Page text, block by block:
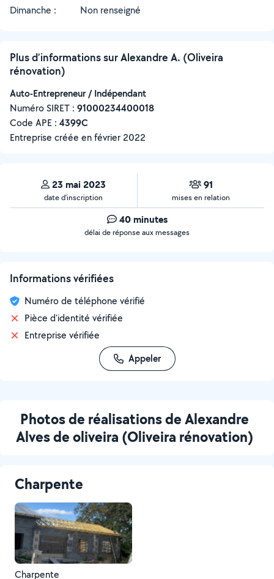
Dimanche :
Non renseigné
Plus d’informations sur Alexandre A. (Oliveira
rénovation)
Auto-Entrepreneur / Indépendant
Numéro SIRET : ‍91000234400018
Code APE : 4399C
Entreprise créée enfévrier 2022
23 mai 2023
date d’inscription
91
mises en relation
40 minutes
délai de réponse aux messages
Informations vérifiées
Numéro de téléphone vérifié
Pièce d'identité vérifiée
Entreprise vérifiée
Appeler
Photos de réalisations de Alexandre
Alves de oliveira (Oliveira rénovation)
Charpente
Charpente